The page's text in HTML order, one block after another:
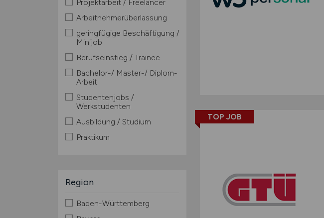
Projektarbeit / Freelancer
Arbeitnehmerüberlassung
geringfügige Beschäftigung /
Minijob
Berufseinstieg / Trainee
Bachelor-/ Master-/ Diplom-
Arbeit
Studentenjobs /
Werkstudenten
Ausbildung / Studium
Praktikum
Region
Baden-Württemberg
TOP JOB